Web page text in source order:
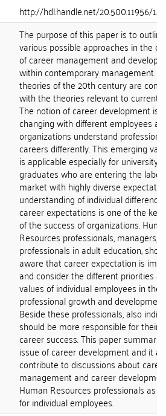
http://hdl.handle.net/20.500.11956/
The purpose of this paper is to
various possible approaches in the
of career management and
within contemporary management.
theories of the 20th century are
with the theories relevant to current
The notion of career development is
changing with different employees
organizations understand professional
careers differently. This emerging
is applicable especially for university
graduates who are entering the labor
market with highly diverse
understanding of individual
career expectations is one of the key
of the success of organizations.
Resources professionals, managers,
professionals in adult education,
aware that career expectation is
and consider the different priorities
values of individual employees in
professional growth and development.
Beside these professionals, also
should be more responsible for their
career success. This paper
issue of career development and it
contribute to discussions about
management and career
Human Resources professionals as
for individual employees.